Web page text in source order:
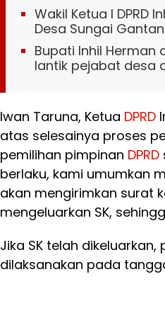
Wakil Ketua I DPRD
Desa Sungai
Bupati Inhil Herman
lantik pejabat desa
Iwan Taruna, Ketua DPRD
atas selesainya proses
pemilihan pimpinan DPRD
berlaku, kami umumkan
akan mengirimkan surat
mengeluarkan SK,
Jika SK telah dikeluarkan,
dilaksanakan pada